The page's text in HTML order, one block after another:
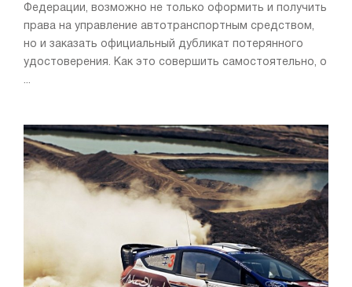
Подвеска Тормоза
Отечественные автомобили ВАЗ
Техническое состояние Марки машин
ВАЗ 2107 Ремонт Мототехника Ремонт
Тюнинг Советы Товары Blog
Федерации, возможно не только оформить и получить
права на управление автотранспортным средством,
но и заказать официальный дубликат потерянного
удостоверения. Как это совершить самостоятельно, о
...